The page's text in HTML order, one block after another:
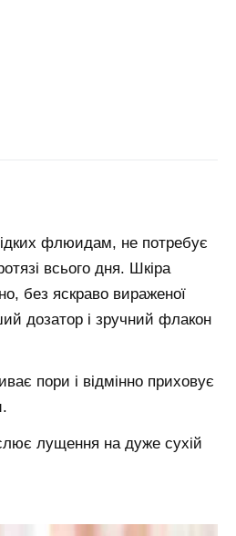
флюидам, не потребує
всього дня. Шкіра
без яскраво вираженої
дозатор і зручний флакон
пори і відмінно приховує
лущення на дуже сухій